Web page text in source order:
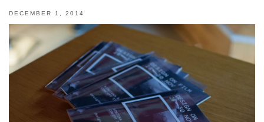
DECEMBER 1, 2014